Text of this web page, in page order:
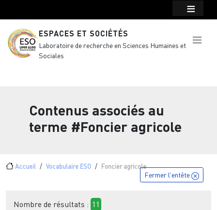
ESPACES ET SOCIÉTÉS
Laboratoire de recherche en Sciences Humaines et
Sociales
Contenus associés au
terme #Foncier agricole
Fil d'Ariane
Accueil Vocabulaire ESO Foncier agricole
Fermer l'entête
Nombre de résultats : 11